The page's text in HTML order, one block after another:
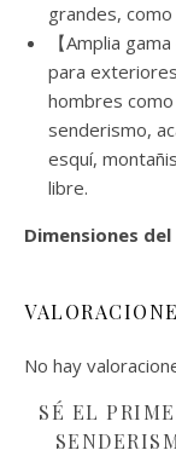
grandes,
【Amplia
para
hombres
senderismo,
esquí,
libre.
Dimensiones
No hay
SÉ EL